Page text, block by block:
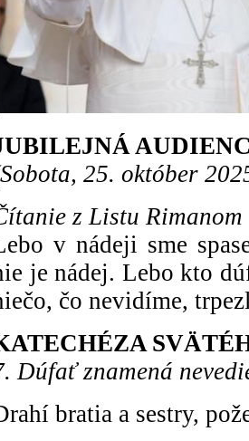
25. október
z Listu
v nádeji sme
je nádej. Lebo kto
čo nevidíme,
Dúfať znamená
bratia a sestry,